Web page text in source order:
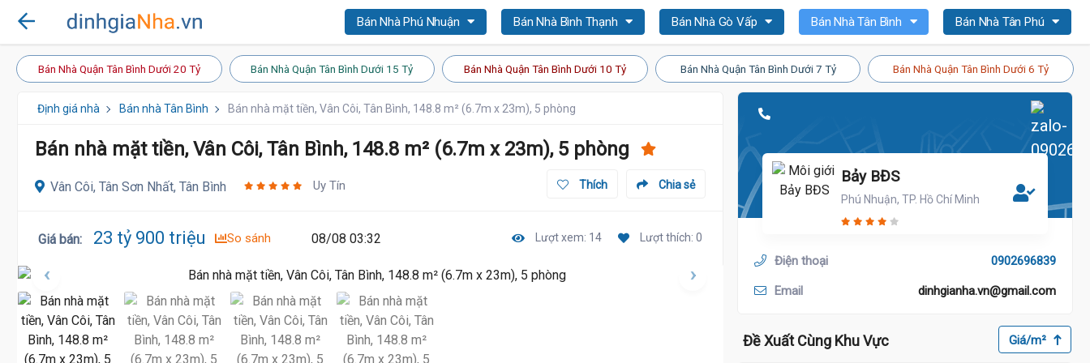
Bán Nhà Phú Nhuận Bán Nhà Bình Thạnh Bán Nhà Gò Vấp Bán Nhà Tân Bình Bán Nhà Tân Phú
Bán Nhà Quận Tân Bình Dưới 20 Tỷ Bán Nhà Quận Tân Bình Dưới 15 Tỷ Bán Nhà Quận Tân Bình Dưới 10 Tỷ Bán Nhà Quận Tân Bình Dưới 7 Tỷ Bán Nhà Quận Tân Bình Dưới 6 Tỷ
Định giá nhà Bán nhà Tân Bình Bán nhà mặt tiền, Vân Côi, Tân Bình, 148.8 m² (6.7m x 23m), 5 phòng
Bán nhà mặt tiền, Vân Côi, Tân Bình, 148.8 m² (6.7m x 23m), 5 phòng
Vân Côi, Tân Sơn Nhất, Tân Bình Uy Tín Chia sẻ
Thích
Giá bán: 23 tỷ 900 triệu So sánh 08/08 03:32 Lượt xem: 14 Lượt thích: 0
20 Tỷ
Bảy BĐS
Phú Nhuận, TP. Hồ Chí Minh
Điện thoại 0902696839
Email dinhgianha.vn@gmail.com
Đề Xuất Cùng Khu Vực Giá/m²